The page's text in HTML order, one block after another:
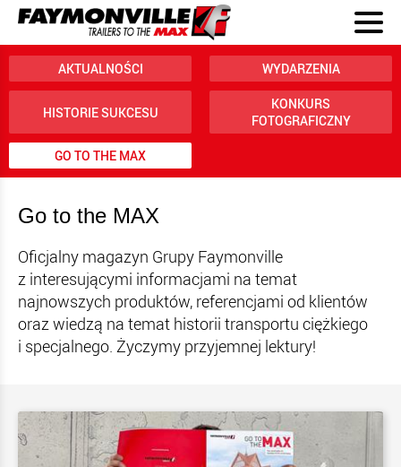
AKTUALNOŚCI WYDARZENIA
HISTORIE SUKCESU
KONKURS
FOTOGRAFICZNY
GO TO THE MAX
Go to the MAX
Oficjalny magazyn Grupy Faymonville
z interesującymi informacjami na temat
najnowszych produktów, referencjami od klientów
oraz wiedzą na temat historii transportu ciężkiego
i specjalnego. Życzymy przyjemnej lektury!